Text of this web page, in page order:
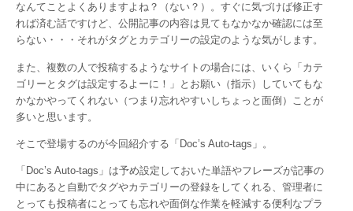
なんてことよくありますよね？（ない？）。すぐに気づけば修正す
れば済む話ですけど、公開記事の内容は見てもなかなか確認には至
らない・・・それがタグとカテゴリーの設定のような気がします。
また、複数の人で投稿するようなサイトの場合には、いくら「カテ
ゴリーとタグは設定するよーに！」とお願い（指示）していてもな
かなかやってくれない（つまり忘れやすいしちょっと面倒）ことが
多いと思います。
そこで登場するのが今回紹介する「Doc’s Auto-tags」。
「Doc’s Auto-tags」は予め設定しておいた単語やフレーズが記事の
中にあると自動でタグやカテゴリーの登録をしてくれる、管理者に
とっても投稿者にとっても忘れや面倒な作業を軽減する便利なプラ